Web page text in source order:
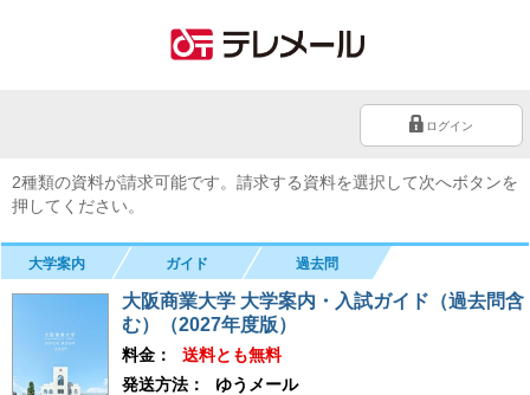
ログイン
2種類の資料が請求可能です。請求する資料を選択して次へボタンを
押してください。
大学案内 ガイド 過去問
大阪商業大学 大学案内・入試ガイド（過去問含
む）（2027年度版）
料金：
送料とも無料
発送方法：
ゆうメール